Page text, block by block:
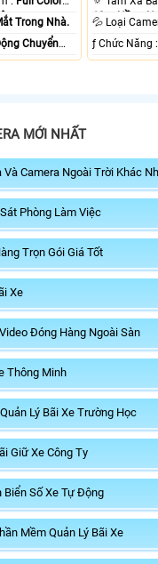
Trong Nhà.
Chuyển
10m Hồng
💦 Loại
️ƒ
MỚI NHẤT
Và Camera Ngoài Trời Khác
Phòng Làm Việc
Trọn Gói Giá Tốt
Xe
Đóng Hàng Ngoài Sàn
Thông Minh
Lý Bãi Xe Trường Học
Giữ Xe Công Ty
Biển Số Xe Tự Động
Mềm Quản Lý Bãi Xe